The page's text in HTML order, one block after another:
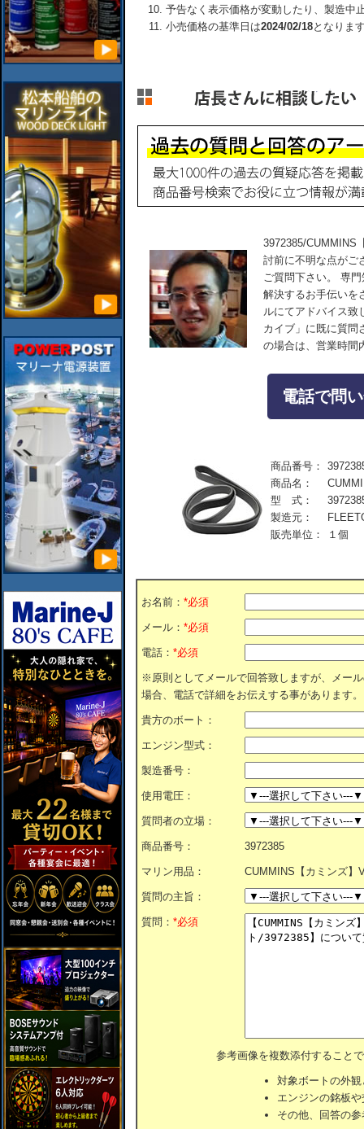
予告なく表示価格が変動したり、製造中
小売価格の基準日は2024/02/18となりま
3972385/CUMMINS
討前に不明な点がご
ご質問下さい。 専
解決するお手伝いを
ルにてアドバイス致
カイブ」に既に質問
の場合は、営業時間
電話で問
商品番号：
商品名：
型 式：
製造元：
販売単位：
１個
お名前： *必須
メール： *必須
電話： *必須
※原則としてメールで回答致しますが、メー
場合、電話で詳細をお伝えする事があります。
貴方のボート：
エンジン型式：
製造番号：
使用電圧：
質問者の立場：
商品番号： 3972385
マリン用品： CUMMINS【カミンズ】
質問の主旨：
質問： *必須
参考画像を複数添付すること
対象ボートの外
エンジンの銘板
その他、回答の